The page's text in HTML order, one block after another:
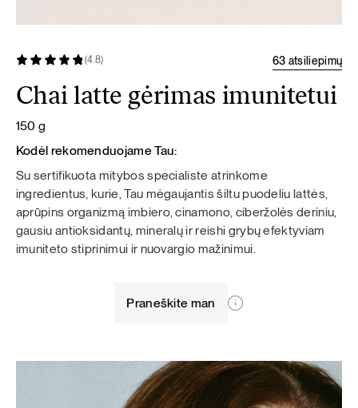
(4.8) 63 atsiliepimų
Chai latte gėrimas imunitetui
150 g
Kodėl rekomenduojame Tau:
Su sertifikuota mitybos specialiste atrinkome
ingredientus, kurie, Tau mėgaujantis šiltu puodeliu lattės,
aprūpins organizmą imbiero, cinamono, ciberžolės deriniu,
gausiu antioksidantų, mineralų ir reishi grybų efektyviam
imuniteto stiprinimui ir nuovargio mažinimui.
Praneškite man